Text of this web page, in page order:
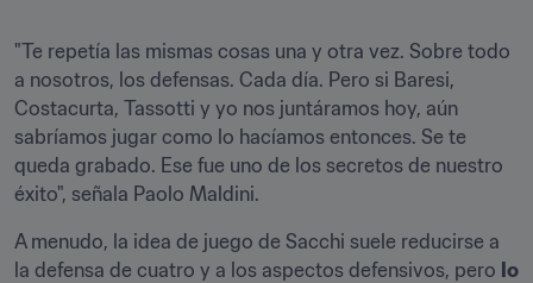
"Te repetía las mismas cosas una y otra vez. Sobre todo
a nosotros, los defensas. Cada día. Pero si Baresi,
Costacurta, Tassotti y yo nos juntáramos hoy, aún
sabríamos jugar como lo hacíamos entonces. Se te
queda grabado. Ese fue uno de los secretos de nuestro
éxito", señala Paolo Maldini.
A menudo, la idea de juego de Sacchi suele reducirse a
la defensa de cuatro y a los aspectos defensivos, pero lo